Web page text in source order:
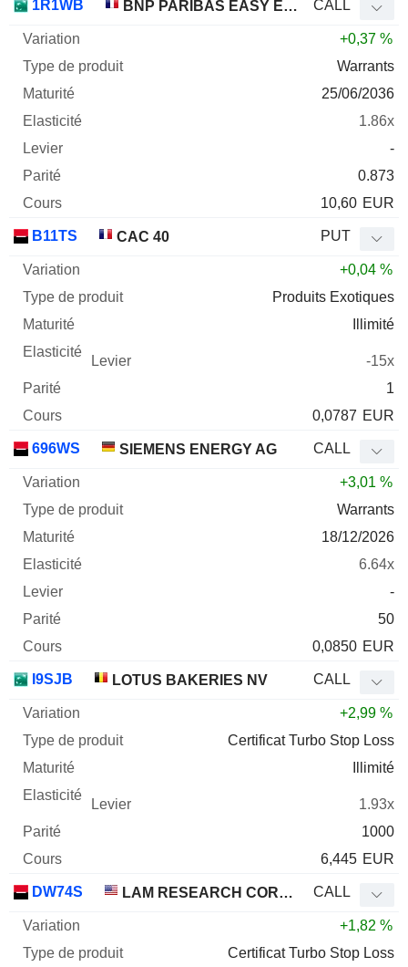
1R1WB BNP PARIBAS EASY EURO STOXX 50 UCITS ETF - C - EUR CALL
+0,37 %
Warrants
25/06/2036
1.86x
-
0.873
10,60 EUR
B11TS CAC 40 PUT
+0,04 %
Produits Exotiques
Illimité
-15x
1
0,0787 EUR
696WS SIEMENS ENERGY AG CALL
+3,01 %
Warrants
18/12/2026
6.64x
-
50
0,0850 EUR
I9SJB LOTUS BAKERIES NV CALL
+2,99 %
Certificat Turbo Stop Loss
Illimité
1.93x
1000
6,445 EUR
DW74S LAM RESEARCH CORPORATION CALL
+1,82 %
Certificat Turbo Stop Loss